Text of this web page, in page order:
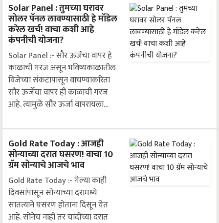
Solar Panel : तुमच्या घरावर
सोलर पॅनल लावण्यासाठी हे मॉडेल
करेल खर्च! वाचा कशी आहे
कंपनीची योजना?
Solar Panel :- सौर ऊर्जेचा वापर हे
काळाची गरज असून भविष्यकाळातील
विजेच्या संकटापासून वाचण्याकरिता
सौर ऊर्जेचा वापर ही काळाची गरज
आहे. त्यामुळे सौर ऊर्जा वापरायला…
Gold Rate Today : आजही
सोन्याच्या दरात घसरण! वाचा 10
ग्रॅम सोन्याचे आजचे भाव
Gold Rate Today :- गेल्या काही
दिवसांपासून सोन्याच्या दरामध्ये
सातत्याने घसरण होताना दिसून येत
आहे. सोनेच नाही तर चांदीच्या दरात